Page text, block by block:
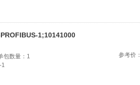
参考价：
1;10141000
包数量： 1
1